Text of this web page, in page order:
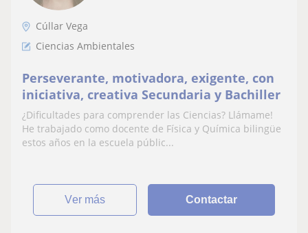
Cúllar Vega
Ciencias Ambientales
Perseverante, motivadora, exigente, con
iniciativa, creativa Secundaria y Bachiller
¿Dificultades para comprender las Ciencias? Llámame!
He trabajado como docente de Física y Química bilingüe
estos años en la escuela públic...
ver más Contactar